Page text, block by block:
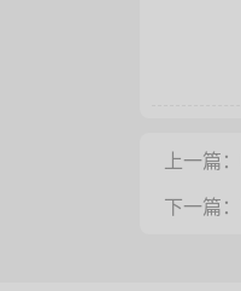
上一篇：
下一篇：